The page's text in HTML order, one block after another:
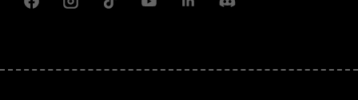
FacebookInstagramTiktokYoutubeLinkedinDiscord